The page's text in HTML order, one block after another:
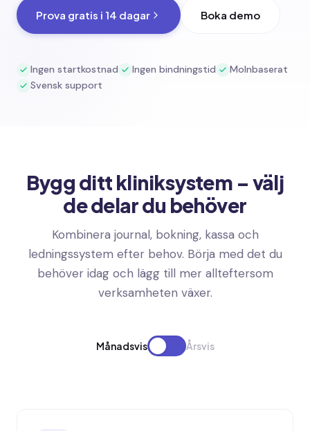
Prova gratis i 14 dagar Boka demo
Ingen startkostnad Ingen bindningstid
Molnbaserat
Svensk support
Bygg ditt kliniksystem – välj
de delar du behöver
Kombinera journal, bokning, kassa och
ledningssystem efter behov. Börja med det du
behöver idag och lägg till mer allteftersom
verksamheten växer.
Månadsvis Årsvis